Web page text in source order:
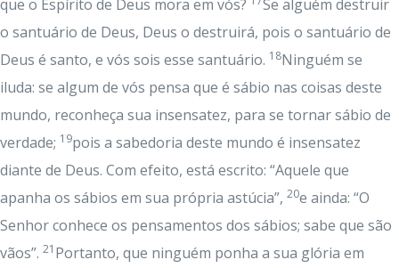
que o Espírito de Deus mora em vós?
Se alguém destruir
o santuário de Deus, Deus o destruirá, pois o santuário de
Deus é santo, e vós sois esse santuário. 18Ninguém se
iluda: se algum de vós pensa que é sábio nas coisas deste
mundo, reconheça sua insensatez, para se tornar sábio de
verdade; 19pois a sabedoria deste mundo é insensatez
diante de Deus. Com efeito, está escrito: “Aquele que
apanha os sábios em sua própria astúcia”, 20e ainda: “O
Senhor conhece os pensamentos dos sábios; sabe que são
vãos”. 21 Portanto, que ninguém ponha a sua glória em